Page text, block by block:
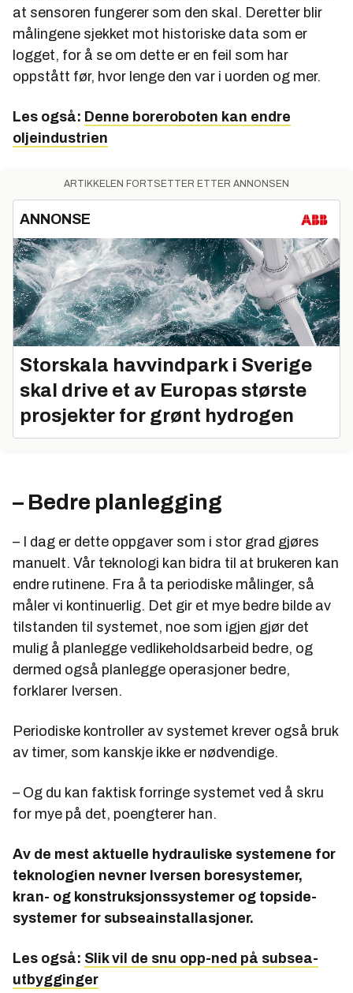
at sensoren fungerer som den skal. Deretter blir
målingene sjekket mot historiske data som er
logget, for å se om dette er en feil som har
oppstått før, hvor lenge den var i uorden og mer.
Les også: Denne boreroboten kan endre
oljeindustrien
ARTIKKELEN FORTSETTER ETTER ANNONSEN
ANNONSE
Storskala havvindpark i Sverige
skal drive et av Europas største
prosjekter for grønt hydrogen
– Bedre planlegging
– I dag er dette oppgaver som i stor grad gjøres
manuelt. Vår teknologi kan bidra til at brukeren kan
endre rutinene. Fra å ta periodiske målinger, så
måler vi kontinuerlig. Det gir et mye bedre bilde av
tilstanden til systemet, noe som igjen gjør det
mulig å planlegge vedlikeholdsarbeid bedre, og
dermed også planlegge operasjoner bedre,
forklarer Iversen.
Periodiske kontroller av systemet krever også bruk
av timer, som kanskje ikke er nødvendige.
– Og du kan faktisk forringe systemet ved å skru
for mye på det, poengterer han.
Av de mest aktuelle hydrauliske systemene for
teknologien nevner Iversen boresystemer,
kran- og konstruksjonssystemer og topside-
systemer for subseainstallasjoner.
Les også: Slik vil de snu opp-ned på subsea-
utbygginger